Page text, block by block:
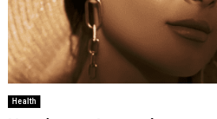
Health